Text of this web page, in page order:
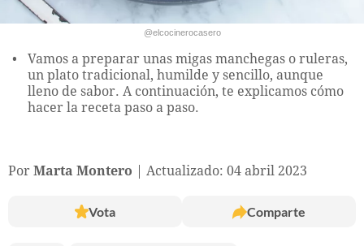
@elcocinerocasero
Vamos a preparar unas migas manchegas o ruleras,
un plato tradicional, humilde y sencillo, aunque
lleno de sabor. A continuación, te explicamos cómo
hacer la receta paso a paso.
Por Marta Montero Actualizado: 04 abril 2023
Vota Comparte